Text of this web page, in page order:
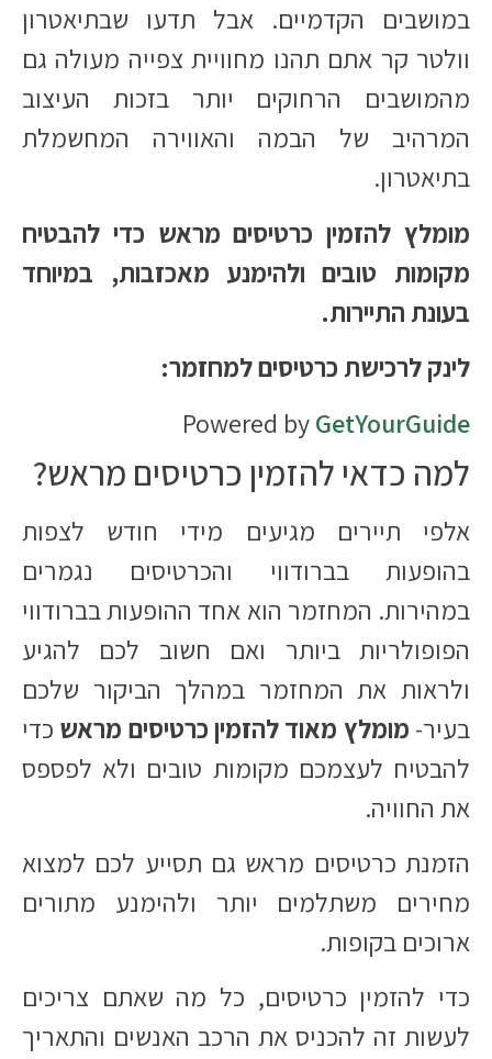
במושבים הקדמיים. אבל תדעו שבתיאטרון
וולטר קר אתם תהנו מחוויית צפייה מעולה גם
מהמושבים הרחוקים יותר בזכות העיצוב
המרהיב של הבמה והאווירה המחשמלת
בתיאטרון.​
מומלץ להזמין כרטיסים מראש כדי להבטיח
מקומות טובים ולהימנע מאכזבות, במיוחד
בעונת התיירות.​
לינק לרכישת כרטיסים למחזמר:
Powered byGetYourGuide
למה כדאי להזמין כרטיסים מראש?
אלפי תיירים מגיעים מידי חודש לצפות
בהופעות בברודווי והכרטיסים נגמרים
במהירות. המחזמר הוא אחד ההופעות בברודווי
הפופולריות ביותר ואם חשוב לכם להגיע
ולראות את המחזמר במהלך הביקור שלכם
בעיר- מומלץ מאוד להזמין כרטיסים מראש כדי
להבטיח לעצמכם מקומות טובים ולא לפספס
את החוויה.
הזמנת כרטיסים מראש גם תסייע לכם למצוא
מחירים משתלמים יותר ולהימנע מתורים
ארוכים בקופות.
כדי להזמין כרטיסים, כל מה שאתם צריכים
לעשות זה להכניס את הרכב האנשים והתאריך